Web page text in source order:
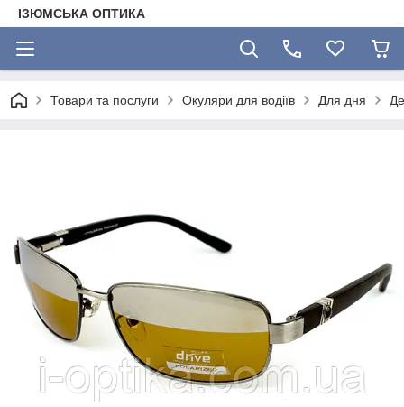
ІЗЮМСЬКА ОПТИКА
Товари та послуги Окуляри для водіїв Для дня